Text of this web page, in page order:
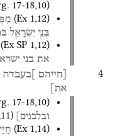
17-18,10)
(Ex 1,12)
בְּנֵ֥י יִשְׂרָאֵ֖ל
(Ex SP 1,12)
את בני
4 [חייהם ]בעבדה
את]
17-18,10)
ובלבנים]
11)
(Ex 1,14)